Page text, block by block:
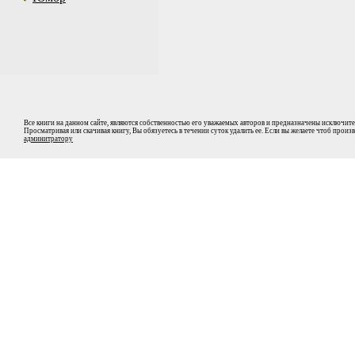
Все книги на данном сайте, являются собственностью его уважаемых авторов и предназначены
Просматривая или скачивая книгу, Вы обязуетесь в течении суток удалить ее. Если вы желаете чтоб
админитратору